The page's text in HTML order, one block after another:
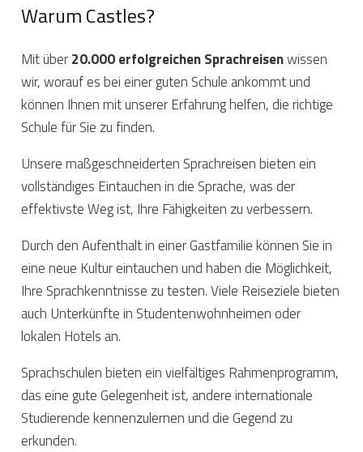
Warum Castles?
Mit über 20.000 erfolgreichen Sprachreisenwissen
wir,worauf es bei einer guten Schule ankommt und
können Ihnen mit unserer Erfahrung helfen, die richtige
Schulefür Sie zufinden.
Unsere maßgeschneiderten Sprachreisen bieten ein
vollständiges Eintauchen in die Sprache,was der
effektivsteWeg ist, Ihre Fähigkeiten zuverbessern.
Durch denAufenthalt in einer Gastfamilie können Sie in
eine neue Kultur eintauchen und haben die Möglichkeit,
Ihre Sprachkenntnisse zutesten.Viele Reiseziele bieten
auch Unterkünfte in Studentenwohnheimen oder
lokalen Hotels an.
Sprachschulen bieten einvielfältiges Rahmenprogramm,
das eine gute Gelegenheit ist, andere internationale
Studierende kennenzulernen und die Gegend zu
erkunden.